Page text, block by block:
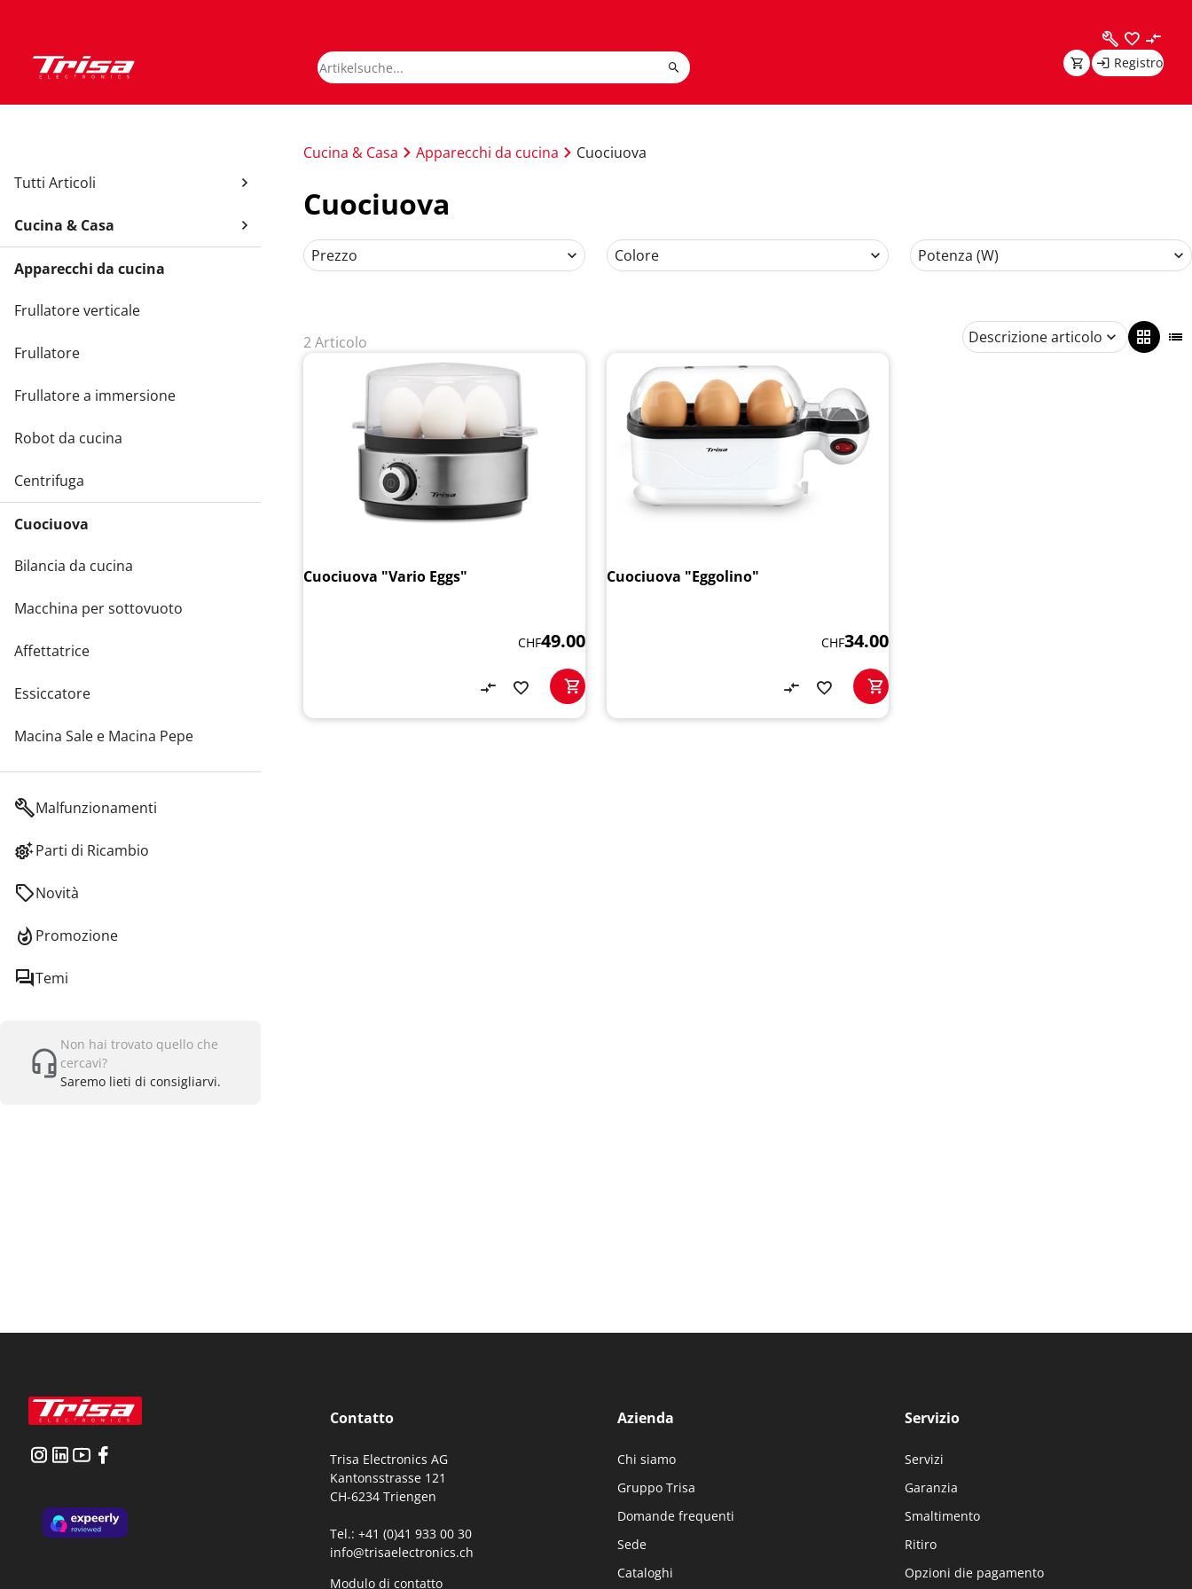
Registro
Tutti Articoli
Cucina & Casa
Apparecchi da cucina
Frullatore verticale
Frullatore
Frullatore a immersione
Robot da cucina
Centrifuga
Cuociuova
Bilancia da cucina
Macchina per sottovuoto
Affettatrice
Essiccatore
Macina Sale e Macina Pepe
Malfunzionamenti
Parti di Ricambio
Novità
Promozione
Temi
Non hai trovato quello che
cercavi?
Saremo lieti di consigliarvi.
Cucina & Casa Apparecchi da cucina Cuociuova
Cuociuova
Prezzo Colore Potenza (W)
2 Articolo Descrizione articolo
Cuociuova "Vario Eggs"
CHF49.00
Cuociuova "Eggolino"
CHF34.00
Contatto
Trisa Electronics AG
Kantonsstrasse 121
CH-6234 Triengen
Tel.: +41 (0)41 933 00 30
info@trisaelectronics.ch
Modulo di contatto
Azienda
Chi siamo
Gruppo Trisa
Domande frequenti
Sede
Cataloghi
Servizio
Servizi
Garanzia
Smaltimento
Ritiro
Opzioni die pagamento